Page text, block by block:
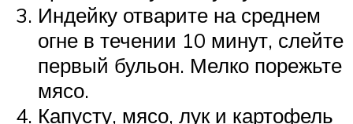
Индейку отварите на среднем
огне в течении 10 минут, слейте
первый бульон. Мелко порежьте
мясо.
Капусту, мясо, лук и картофель